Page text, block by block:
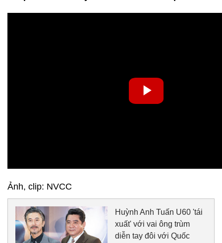
Ảnh, clip: NVCC
Huỳnh Anh Tuấn U60 'tái
xuất' với vai ông trùm
diễn tay đôi với Quốc